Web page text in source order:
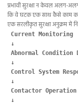
प्रभावी सुरक्षा न केवल अलग-
कि वे घटक एक साथ कैसे काम
एक सरलीकृत सुरक्षा अनुक्रम में
Current Monitoring
↓
Abnormal Condition
↓
Control System
↓
Contactor Operation
↓